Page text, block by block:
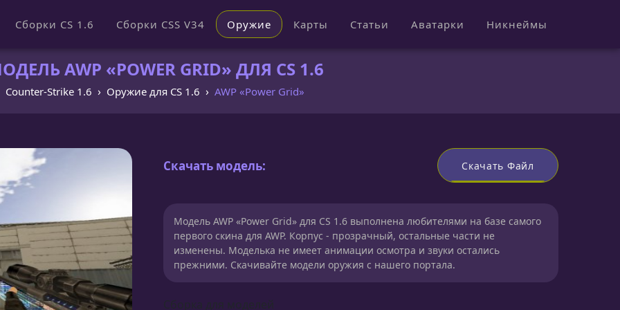
Сборки CS 1.6 Сборки CSS V34 Оружие Карты Статьи Аватарки Никнеймы
AWP «POWER GRID» ДЛЯ CS 1.6
Counter-Strike 1.6 Оружие для CS 1.6 AWP «Power Grid»
Скачать модель: Скачать Файл
Модель AWP «Power Grid» для CS 1.6 выполнена любителями на базе самого
первого скина для AWP. Корпус - прозрачный, остальные части не
изменены. Моделька не имеет анимации осмотра и звуки остались
прежними. Скачивайте модели оружия с нашего портала.